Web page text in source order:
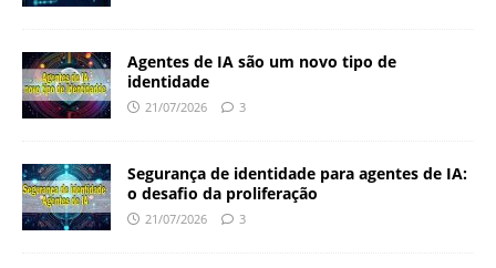
Agentes de IA são um novo tipo de
identidade
21/07/2026 3
Segurança de identidade para agentes de IA:
o desafio da proliferação
21/07/2026 3